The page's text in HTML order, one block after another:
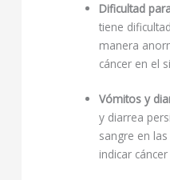
Dificultad
tiene
manera
cáncer en el
Vómitos y
y diarrea
sangre en
indicar